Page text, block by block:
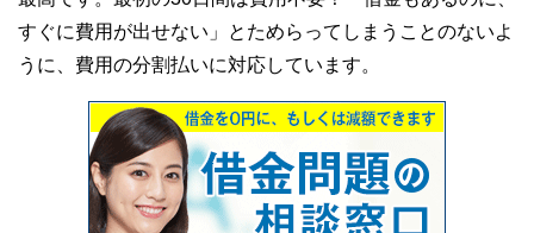
すぐに費用が出せない」とためらってしまうことのないよ
うに、費用の分割払いに対応しています。